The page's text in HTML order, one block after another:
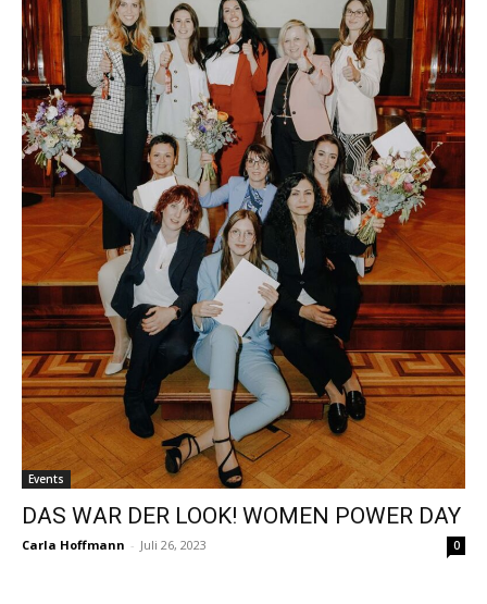
Events
DAS WAR DER LOOK! WOMEN POWER DAY
Carla Hoffmann - Juli 26, 2023 0